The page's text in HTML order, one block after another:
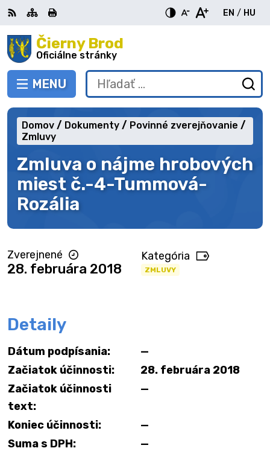
Preskočiť
na
obsah Čierny Brod
Oficiálne stránky
PREPNÚŤ
MENU
RSS MapaTlačiť
EN
English
/ HU
Hľadať:
Zmluva o nájme hrobových
miest č.-4-Tummová-
Rozália
Domov Dokumenty
Povinné zverejňovanie
Zmluvy
Zverejnené
28. februára 2018
Kategória
ZMLUVY
Detaily
Dátum podpísania:
—
Začiatok účinnosti:
28. februára 2018
Začiatok účinnosti
text:
—
Koniec účinnosti:
—
Suma s DPH:
—